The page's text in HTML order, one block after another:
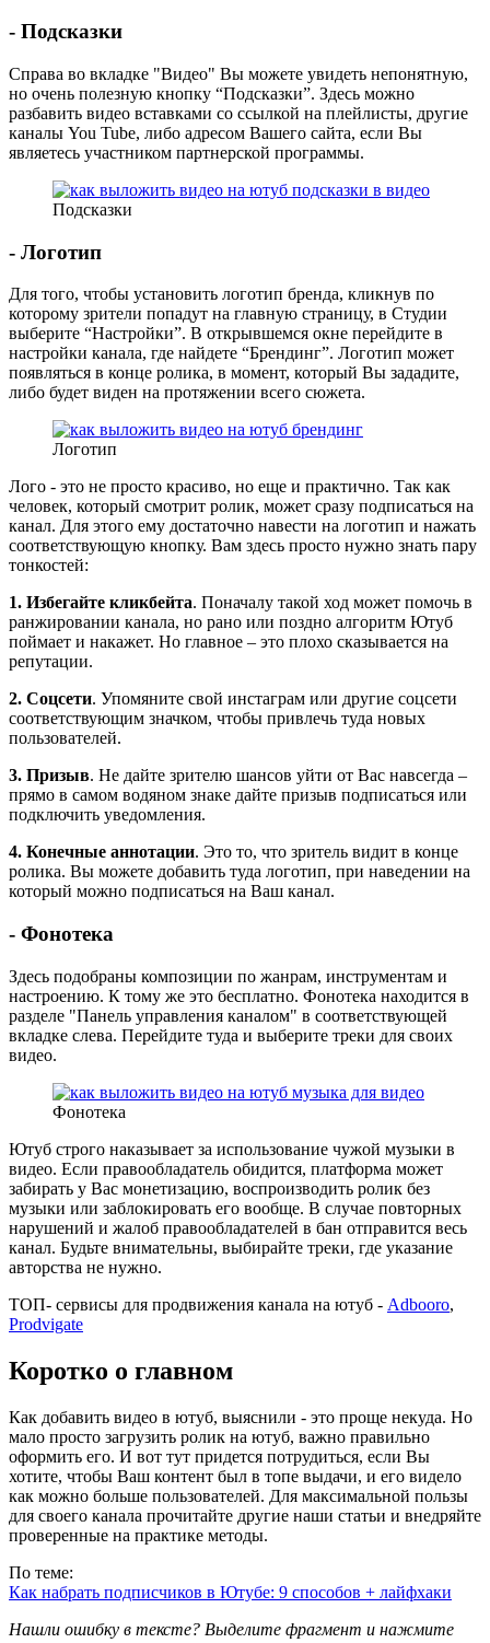
- Подсказки
Справа во вкладке "Видео" Вы можете увидеть непонятную,
но очень полезную кнопку “Подсказки”. Здесь можно
разбавить видео вставками со ссылкой на плейлисты, другие
каналы You Tube, либо адресом Вашего сайта, если Вы
являетесь участником партнерской программы.
Подсказки
- Логотип
Для того, чтобы установить логотип бренда, кликнув по
которому зрители попадут на главную страницу, в Студии
выберите “Настройки”. В открывшемся окне перейдите в
настройки канала, где найдете “Брендинг”. Логотип может
появляться в конце ролика, в момент, который Вы зададите,
либо будет виден на протяжении всего сюжета.
Логотип
Лого - это не просто красиво, но еще и практично. Так как
человек, который смотрит ролик, может сразу подписаться на
канал. Для этого ему достаточно навести на логотип и нажать
соответствующую кнопку. Вам здесь просто нужно знать пару
тонкостей:
1. Избегайте кликбейта. Поначалу такой ход может помочь в
ранжировании канала, но рано или поздно алгоритм Ютуб
поймает и накажет. Но главное – это плохо сказывается на
репутации.
2. Соцсети. Упомяните свой инстаграм или другие соцсети
соответствующим значком, чтобы привлечь туда новых
пользователей.
3. Призыв. Не дайте зрителю шансов уйти от Вас навсегда –
прямо в самом водяном знаке дайте призыв подписаться или
подключить уведомления.
4. Конечные аннотации. Это то, что зритель видит в конце
ролика. Вы можете добавить туда логотип, при наведении на
который можно подписаться на Ваш канал.
- Фонотека
Здесь подобраны композиции по жанрам, инструментам и
настроению. К тому же это бесплатно. Фонотека находится в
разделе "Панель управления каналом" в соответствующей
вкладке слева. Перейдите туда и выберите треки для своих
видео.
Фонотека
Ютуб строго наказывает за использование чужой музыки в
видео. Если правообладатель обидится, платформа может
забирать у Вас монетизацию, воспроизводить ролик без
музыки или заблокировать его вообще. В случае повторных
нарушений и жалоб правообладателей в бан отправится весь
канал. Будьте внимательны, выбирайте треки, где указание
авторства не нужно.
ТОП- сервисы для продвижения канала на ютуб - Adbooro,
Prodvigate
Коротко о главном
Как добавить видео в ютуб, выяснили - это проще некуда. Но
мало просто загрузить ролик на ютуб, важно правильно
оформить его. И вот тут придется потрудиться, если Вы
хотите, чтобы Ваш контент был в топе выдачи, и его видело
как можно больше пользователей. Для максимальной пользы
для своего канала прочитайте другие наши статьи и внедряйте
проверенные на практике методы.
По теме:
Как набрать подписчиков в Ютубе: 9 способов + лайфхаки
Нашли ошибку в тексте? Выделите фрагмент и нажмите